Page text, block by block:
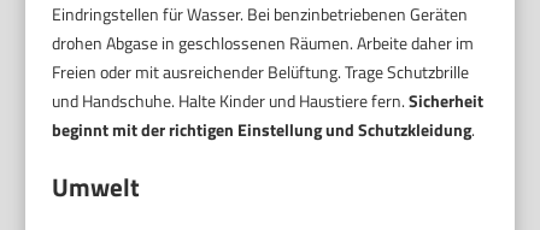
Eindringstellen für Wasser. Bei benzinbetriebenen Geräten
drohen Abgase in geschlossenen Räumen. Arbeite daher im
Freien oder mit ausreichender Belüftung. Trage Schutzbrille
und Handschuhe. Halte Kinder und Haustiere fern.Sicherheit
beginnt mit der richtigen Einstellung und Schutzkleidung.
Umwelt